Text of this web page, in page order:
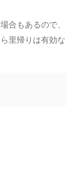
合もあるので、
里帰りは有効な